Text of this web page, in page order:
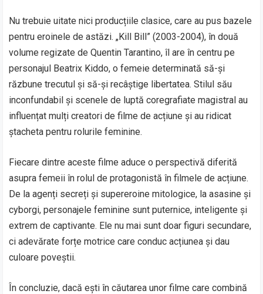
Nu trebuie uitate nici producțiile clasice, care au pus bazele
pentru eroinele de astăzi. „Kill Bill” (2003-2004), în două
volume regizate de Quentin Tarantino, îl are în centru pe
personajul Beatrix Kiddo, o femeie determinată să-și
răzbune trecutul și să-și recâștige libertatea. Stilul său
inconfundabil și scenele de luptă coregrafiate magistral au
influențat mulți creatori de filme de acțiune și au ridicat
ștacheta pentru rolurile feminine.
Fiecare dintre aceste filme aduce o perspectivă diferită
asupra femeii în rolul de protagonistă în filmele de acțiune.
De la agenți secreți și supereroine mitologice, la asasine și
cyborgi, personajele feminine sunt puternice, inteligente și
extrem de captivante. Ele nu mai sunt doar figuri secundare,
ci adevărate forțe motrice care conduc acțiunea și dau
culoare poveștii.
În concluzie, dacă ești în căutarea unor filme care combină